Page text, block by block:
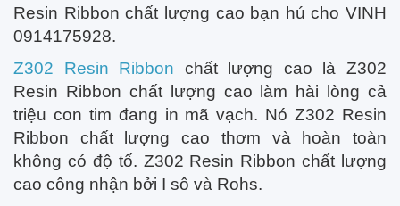
Resin Ribbon chất lượng cao bạn hú cho VINH
0914175928.
Z302 Resin Ribbon chất lượng cao là Z302
Resin Ribbon chất lượng cao làm hài lòng cả
triệu con tim đang in mã vạch. Nó Z302 Resin
Ribbon chất lượng cao thơm và hoàn toàn
không có độ tố. Z302 Resin Ribbon chất lượng
cao công nhận bởi I sô và Rohs.